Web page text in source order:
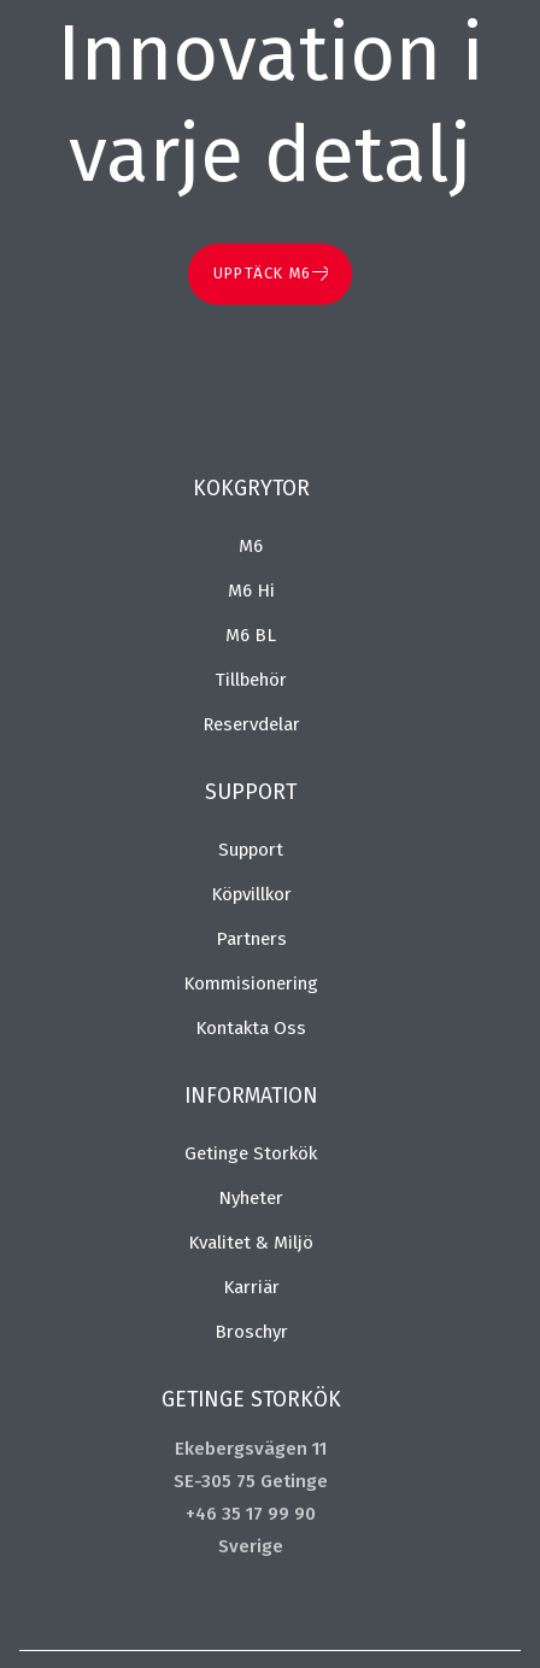
Innovation i
varje detalj
UPPTÄCK M6
KOKGRYTOR
M6
M6 Hi
M6 BL
Tillbehör
Reservdelar
SUPPORT
Support
Köpvillkor
Partners
Kommisionering
Kontakta Oss
INFORMATION
Getinge Storkök
Nyheter
Kvalitet & Miljö
Karriär
Broschyr
GETINGE STORKÖK
Ekebergsvägen 11
SE-305 75 Getinge
+46 35 17 99 90
Sverige